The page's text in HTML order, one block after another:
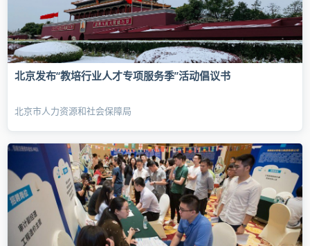
北京发布“教培行业人才专项服务季”活动倡议书
北京市人力资源和社会保障局